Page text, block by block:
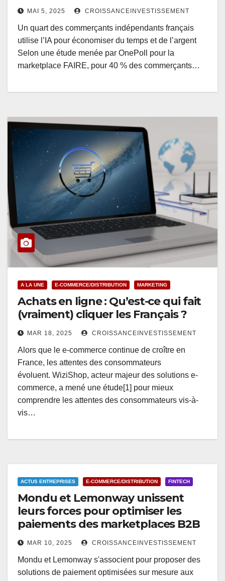
MAI 5, 2025 CROISSANCEINVESTISSEMENT
Un quart des commerçants indépendants français
utilise l’IA pour économiser du temps et de l’argent
Selon une étude menée par OnePoll pour la
marketplace FAIRE, pour 40 % des commerçants…
A LA UNE E-COMMERCE/DISTRIBUTION MARKETING
Achats en ligne : Qu’est-ce qui fait
(vraiment) cliquer les Français ?
MAR 18, 2025 CROISSANCEINVESTISSEMENT
Alors que le e-commerce continue de croître en
France, les attentes des consommateurs
évoluent. WiziShop, acteur majeur des solutions e-
commerce, a mené une étude[1] pour mieux
comprendre les attentes des consommateurs vis-à-
vis…
ACTUS ENTREPRISES E-COMMERCE/DISTRIBUTION FINTECH
Mondu et Lemonway unissent
leurs forces pour optimiser les
paiements des marketplaces B2B
MAR 10, 2025 CROISSANCEINVESTISSEMENT
Mondu et Lemonway s'associent pour proposer des
solutions de paiement optimisées sur mesure aux